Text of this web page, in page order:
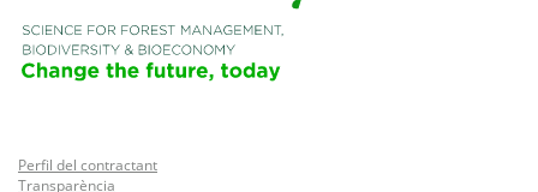
Perfil del contractant
Transparència